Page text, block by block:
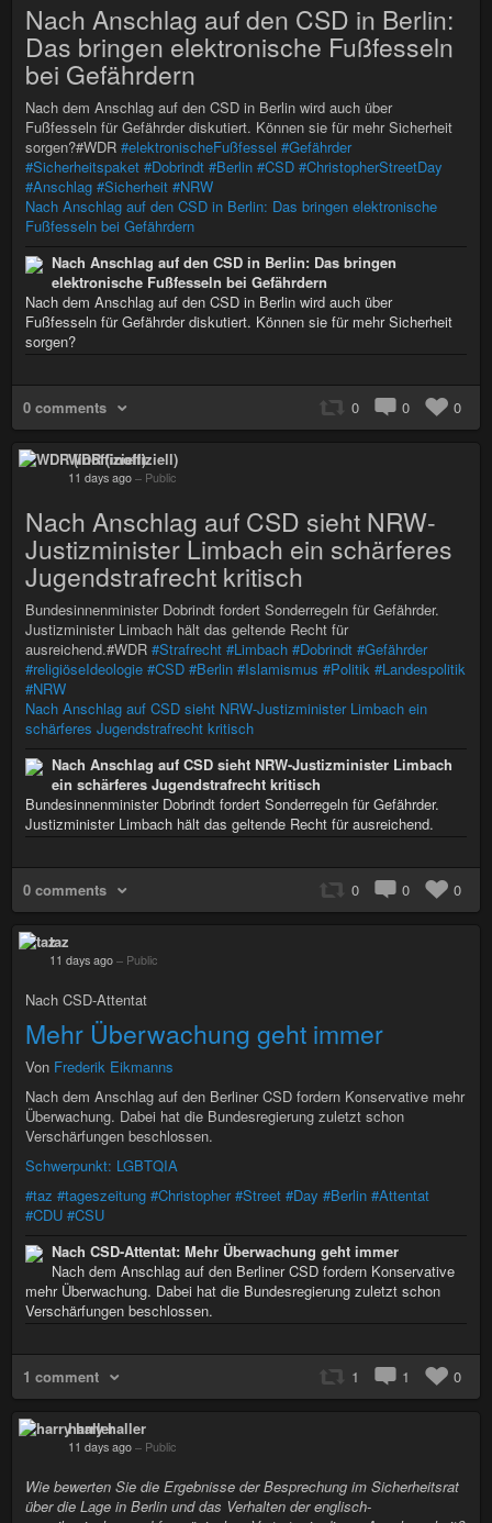
Nach Anschlag auf den CSD in Berlin:
Das bringen elektronische Fußfesseln
bei Gefährdern
Nach dem Anschlag auf den CSD in Berlin wird auch über
Fußfesseln für Gefährder diskutiert. Können sie für mehr Sicherheit
sorgen?#WDR #elektronischeFußfessel #Gefährder
#Sicherheitspaket #Dobrindt #Berlin #CSD #ChristopherStreetDay
#Anschlag #Sicherheit #NRW
Nach Anschlag auf den CSD in Berlin: Das bringen elektronische
Fußfesseln bei Gefährdern
Nach Anschlag auf den CSD in Berlin: Das bringen
elektronische Fußfesseln bei Gefährdern
Nach dem Anschlag auf den CSD in Berlin wird auch über
Fußfesseln für Gefährder diskutiert. Können sie für mehr Sicherheit
sorgen?
0 comments 0 0 0
WDR (inoffiziell)
11 days ago – Public
Nach Anschlag auf CSD sieht NRW-
Justizminister Limbach ein schärferes
Jugendstrafrecht kritisch
Bundesinnenminister Dobrindt fordert Sonderregeln für Gefährder.
Justizminister Limbach hält das geltende Recht für
ausreichend.#WDR #Strafrecht #Limbach #Dobrindt #Gefährder
#religiöseIdeologie #CSD #Berlin #Islamismus #Politik #Landespolitik
#NRW
Nach Anschlag auf CSD sieht NRW-Justizminister Limbach ein
schärferes Jugendstrafrecht kritisch
Nach Anschlag auf CSD sieht NRW-Justizminister Limbach
ein schärferes Jugendstrafrecht kritisch
Bundesinnenminister Dobrindt fordert Sonderregeln für Gefährder.
Justizminister Limbach hält das geltende Recht für ausreichend.
0 comments 0 0 0
taz
11 days ago – Public
Nach CSD-Attentat
Mehr Überwachung geht immer
Von Frederik Eikmanns
Nach dem Anschlag auf den Berliner CSD fordern Konservative mehr
Überwachung. Dabei hat die Bundesregierung zuletzt schon
Verschärfungen beschlossen.
Schwerpunkt: LGBTQIA
#taz #tageszeitung #Christopher #Street #Day #Berlin #Attentat
#CDU #CSU
Nach CSD-Attentat: Mehr Überwachung geht immer
Nach dem Anschlag auf den Berliner CSD fordern Konservative
mehr Überwachung. Dabei hat die Bundesregierung zuletzt schon
Verschärfungen beschlossen.
1 comment 1 1 0
harry haller
11 days ago – Public
Wie bewerten Sie die Ergebnisse der Besprechung im Sicherheitsrat
über die Lage in Berlin und das Verhalten der englisch-